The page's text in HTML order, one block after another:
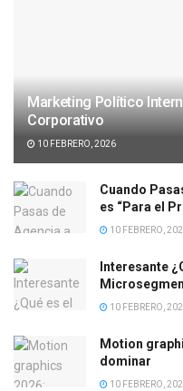
Marketing Político
Corporativo
10 FEBRERO, 2026
Cuando
es “Para el
10 FEBRERO,
Interesante
10 FEBRERO,
Motion
dominar
10 FEBRERO,